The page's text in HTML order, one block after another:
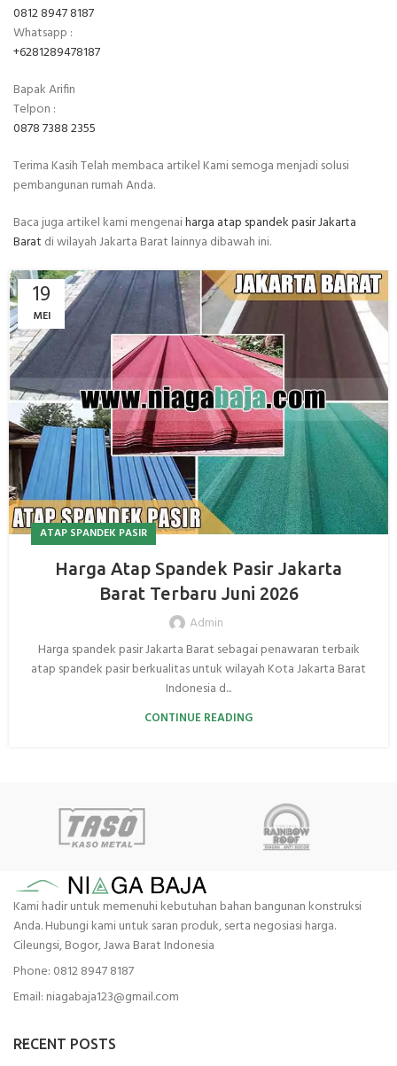
0812 8947 8187
Whatsapp :
+6281289478187
Bapak Arifin
Telpon :
0878 7388 2355
Terima Kasih Telah membaca artikel Kami semoga menjadi solusi
pembangunan rumah Anda.
Baca juga artikel kami mengenaiharga atap spandek pasir Jakarta
Barat di wilayah Jakarta Barat lainnya dibawah ini.
19
MEI
ATAP SPANDEK PASIR
Harga Atap Spandek Pasir Jakarta
Barat Terbaru Juni 2026
Admin
Harga spandek pasir Jakarta Barat sebagai penawaran terbaik
atap spandek pasir berkualitas untuk wilayah Kota Jakarta Barat
Indonesia d...
CONTINUE READING
Kami hadir untuk memenuhi kebutuhan bahan bangunan konstruksi
Anda. Hubungi kami untuk saran produk, serta negosiasi harga.
Cileungsi, Bogor, Jawa Barat Indonesia
Phone: 0812 8947 8187
Email: niagabaja123@gmail.com
RECENT POSTS